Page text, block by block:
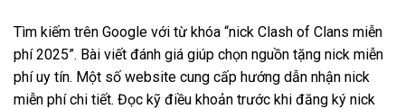
Tìm kiếm trên Google với từ khóa “nick Clash of Clans miễn
phí 2025”. Bài viết đánh giá giúp chọn nguồn tặng nick miễn
phí uy tín. Một số website cung cấp hướng dẫn nhận nick
miễn phí chi tiết. Đọc kỹ điều khoản trước khi đăng ký nick